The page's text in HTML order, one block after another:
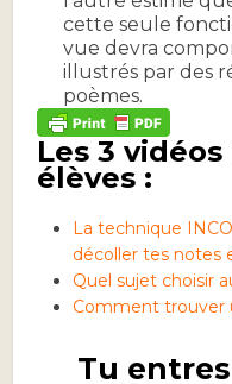
cette seule
vue devra
illustrés par des
poèmes.
Les 3
élèves :
La technique
décoller tes notes
Quel sujet choisir
Comment trouver
Tu